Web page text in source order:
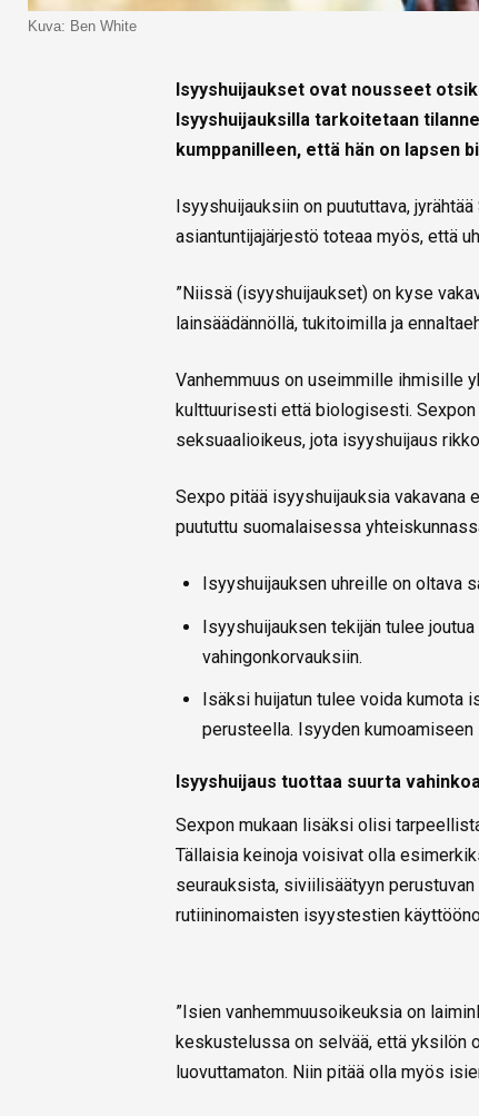
Kuva: Ben White
Isyyshuijaukset ovat nousseet
Isyyshuijauksilla tarkoitetaan
kumppanilleen, että hän on lapsen
Isyyshuijauksiin on puututtava,
asiantuntijajärjestö toteaa myös, että
”Niissä (isyyshuijaukset) on kyse
lainsäädännöllä, tukitoimilla ja
Vanhemmuus on useimmille ihmisille
kulttuurisesti että biologisesti.
seksuaalioikeus, jota isyyshuijaus
Sexpo pitää isyyshuijauksia vakavana
puututtu suomalaisessa
Isyyshuijauksen uhreille on oltava
Isyyshuijauksen tekijän tulee
vahingonkorvauksiin.
Isäksi huijatun tulee voida kumota
perusteella. Isyyden
Isyyshuijaus tuottaa suurta vahinkoa
Sexpon mukaan lisäksi olisi
Tällaisia keinoja voisivat olla
seurauksista, siviilisäätyyn
rutiininomaisten isyystestien
”Isien vanhemmuusoikeuksia on
keskustelussa on selvää, että yksilön
luovuttamaton. Niin pitää olla myös